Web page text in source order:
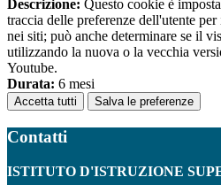
Descrizione: Questo cookie è
traccia delle preferenze dell'utente
nei siti; può anche determinare se il
utilizzando la nuova o la vecchia
Youtube.
Durata: 6 mesi
Accetta tutti Salva le preferenze
Contatti
ISTITUTO D'ISTRUZIONE